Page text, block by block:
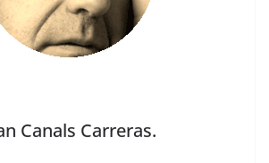
Canals Carreras.